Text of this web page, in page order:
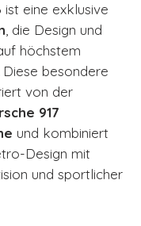
ist eine exklusive
, die Design und
höchstem
besondere
von der
917
und kombiniert
Design mit
und sportlicher